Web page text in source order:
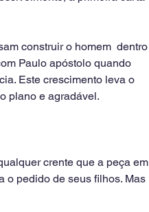
construir o homem  dentro
Paulo apóstolo quando
Este crescimento leva o
plano e agradável.
crente que a peça em
o pedido de seus filhos. Mas